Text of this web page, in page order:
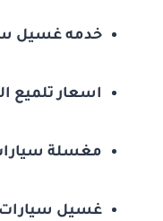
خدمه غسيل
اسعار تلميع
مغسلة
غسيل سيارات